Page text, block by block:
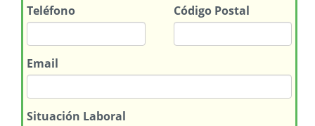
Teléfono Código Postal
Email
Situación Laboral